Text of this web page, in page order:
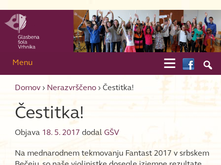

Menu 
Domov › Nerazvrščeno › Čestitka!
Čestitka!
Objava 18. 5. 2017 dodal GŠV
Na mednarodnem tekmovanju Fantast 2017 v srbskem